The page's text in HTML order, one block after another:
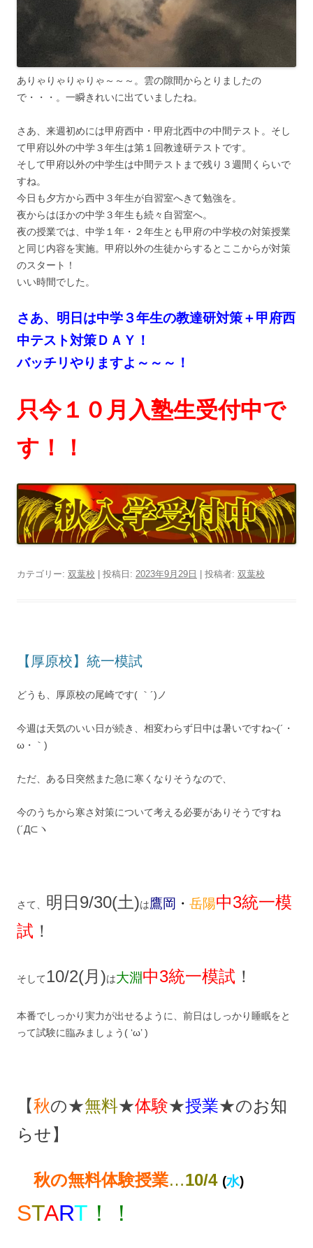
ありゃりゃりゃりゃ～～～。雲の隙間からとりましたの
で・・・。一瞬きれいに出ていましたね。
さあ、来週初めには甲府西中・甲府北西中の中間テスト。そし
て甲府以外の中学３年生は第１回教達研テストです。
そして甲府以外の中学生は中間テストまで残り３週間くらいで
すね。
今日も夕方から西中３年生が自習室へきて勉強を。
夜からはほかの中学３年生も続々自習室へ。
夜の授業では、中学１年・２年生とも甲府の中学校の対策授業
と同じ内容を実施。甲府以外の生徒からするとここからが対策
のスタート！
いい時間でした。
さあ、明日は中学３年生の教達研対策＋甲府西
中テスト対策ＤＡＹ！
バッチリやりますよ～～～！
只今１０月入塾生受付中で
す！！
カテゴリー: 双葉校 | 投稿日: 2023年9月29日 投稿者: 双葉校
【厚原校】統一模試
どうも、厚原校の尾崎です( ｀´)ノ
今週は天気のいい日が続き、相変わらず日中は暑いですね~(´・
ω・｀)
ただ、ある日突然また急に寒くなりそうなので、
今のうちから寒さ対策について考える必要がありそうですね
(´Д⊂ヽ
さて、 明日9/30(土)は鷹岡 ・ 岳陽中3統一模
試 ！
そして10/2(月)は大淵中3統一模試 ！
本番でしっかり実力が出せるように、前日はしっかり睡眠をと
って試験に臨みましょう( ‘ω’ )ゞ
【秋の★無料★体験★授業★のお知
らせ 】
秋の無料体験授業…10/4 (水)
START ！！